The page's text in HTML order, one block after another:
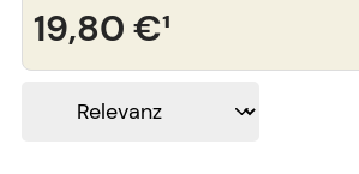
19,80 €¹